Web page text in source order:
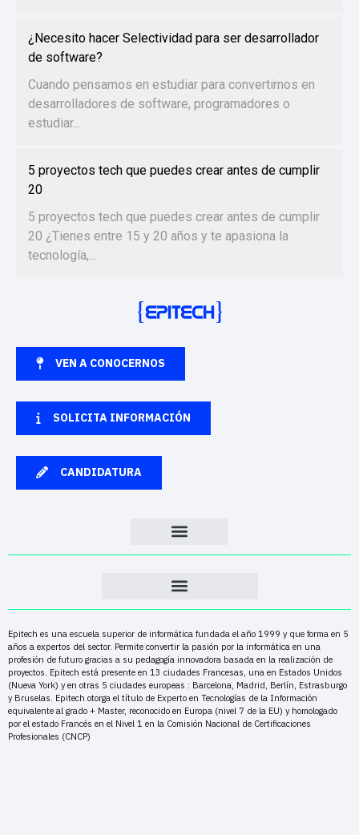
¿Necesito hacer Selectividad para ser desarrollador
de software?
Cuando pensamos en estudiar para convertirnos en
desarrolladores de software, programadores o
estudiar...
5 proyectos tech que puedes crear antes de cumplir
20
5 proyectos tech que puedes crear antes de cumplir
20 ¿Tienes entre 15 y 20 años y te apasiona la
tecnología,...
VEN A CONOCERNOS
SOLICITA INFORMACIÓN
CANDIDATURA
Epitech es una escuela superior de informática fundada el año 1999 y que forma en 5
años a expertos del sector. Permite convertir la pasión por la informática en una
profesión de futuro gracias a su pedagogía innovadora basada en la realización de
proyectos. Epitech está presente en 13 ciudades Francesas, una en Estados Unidos
(Nueva York) y en otras 5 ciudades europeas : Barcelona, Madrid, Berlín, Estrasburgo
y Bruselas. Epitech otorga el título de Experto en Tecnologías de la Información
equivalente al grado + Master, reconocido en Europa (nivel 7 de la EU) y homologado
por el estado Francés en el Nivel 1 en la Comisión Nacional de Certificaciones
Profesionales (CNCP)